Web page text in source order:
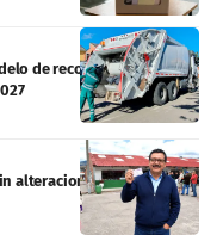
de recolección de
alteraciones al orden